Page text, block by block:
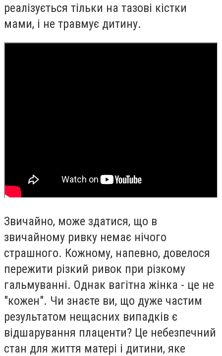
реалізується тільки на тазові кістки
мами, і не травмує дитину.
Звичайно, може здатися, що в
звичайному ривку немає нічого
страшного. Кожному, напевно, довелося
пережити різкий ривок при різкому
гальмуванні. Однак вагітна жінка - це не
"кожен". Чи знаєте ви, що дуже частим
результатом нещасних випадків є
відшарування плаценти? Це небезпечний
стан для життя матері і дитини, яке